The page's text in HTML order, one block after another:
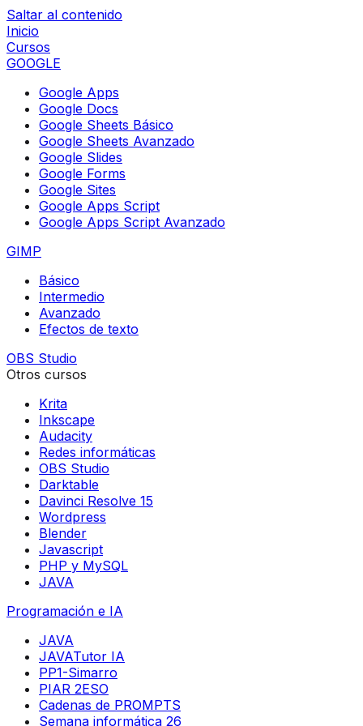
Saltar al contenido
Inicio
Cursos
GOOGLE
Google Apps
Google Docs
Google Sheets Básico
Google Sheets Avanzado
Google Slides
Google Forms
Google Sites
Google Apps Script
Google Apps Script Avanzado
GIMP
Básico
Intermedio
Avanzado
Efectos de texto
OBS Studio
Otros cursos
Krita
Inkscape
Audacity
Redes informáticas
OBS Studio
Darktable
Davinci Resolve 15
Wordpress
Blender
Javascript
PHP y MySQL
JAVA
Programación e IA
JAVA
JAVATutor IA
PP1-Simarro
PIAR 2ESO
Cadenas de PROMPTS
Semana informática 26